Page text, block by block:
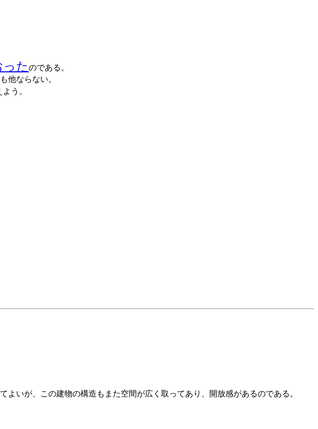
た のである。
他ならない。
う。
いが、この建物の構造もまた空間が広く取ってあり、開放感があるのである。